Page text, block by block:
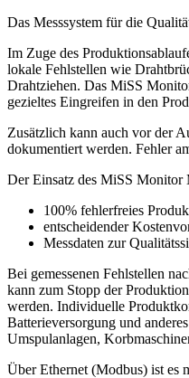
Das Messsystem für die
Im Zuge des
lokale Fehlstellen wie
Drahtziehen. Das MiSS
gezieltes Eingreifen in den
Zusätzlich kann auch vor der
dokumentiert werden. Fehler
Der Einsatz des MiSS Monitor
100% fehlerfreies
entscheidender
Messdaten zur
Bei gemessenen Fehlstellen
kann zum Stopp der
werden. Individuelle
Batterieversorgung und
Umspulanlagen,
Über Ethernet (Modbus) ist es